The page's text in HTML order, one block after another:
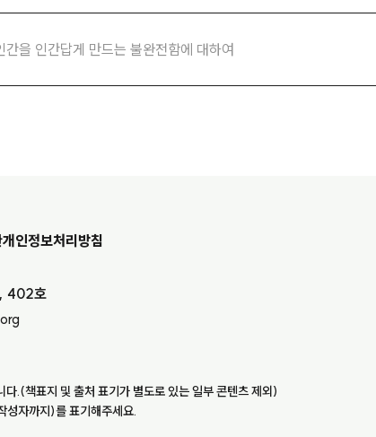
을 인간답게 만드는 불완전함에 대하여
개인정보처리방침
402호
.(책표지 및 출처 표기가 별도로 있는 일부 콘텐츠 제외)
성자까지)를 표기해주세요.